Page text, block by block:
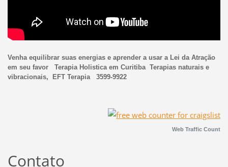
Venha equilibrar suas energias e aprender a usar a Lei da Atração
em seu favor Terapia Holistica em Curitiba Terapias naturais e
vibracionais, EFT Terapia 3599-9922
Web Traffic Count
Contato